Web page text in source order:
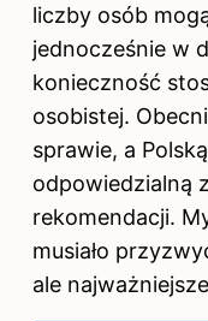
liczby osób
jednocześnie w
konieczność
osobistej.
sprawie, a
odpowiedzialną
rekomendacji.
musiało
ale